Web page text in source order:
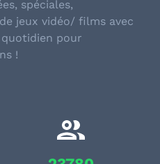
spéciales,
jeux vidéo/ films avec
pour
!